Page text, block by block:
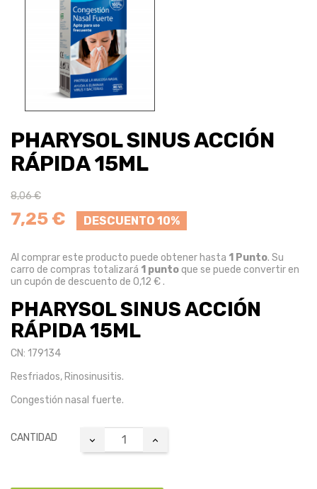
PHARYSOL SINUS ACCIÓN
RÁPIDA 15ML
8,06 €
7,25 € DESCUENTO 10%
Al comprar este producto puede obtener hasta 1 Punto. Su
carro de compras totalizará 1 puntoque se puede convertir en
un cupón de descuento de 0,12 €.
PHARYSOL SINUS ACCIÓN
RÁPIDA 15ML
CN: 179134
Resfriados, Rinosinusitis.
Congestión nasal fuerte.
CANTIDAD